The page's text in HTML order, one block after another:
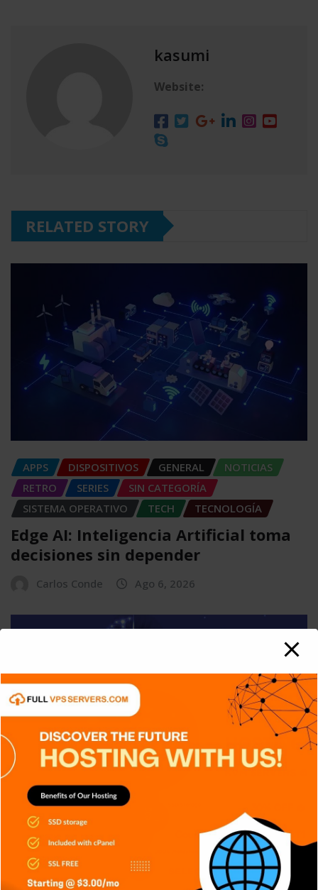
kasumi
Website:
RELATED STORY
APPS DISPOSITIVOS GENERAL
NOTICIAS
RETRO
SERIES
SIN CATEGORÍA
SISTEMA OPERATIVO
TECH TECNOLOGÍA
Edge AI: Inteligencia Artificial toma
decisiones sin depender
Carlos Conde Ago 6, 2026
APPS DISPOSITIVOS GENERAL
NOTICIAS
Reconocimiento facial con
Inteligencia Artificial
Carlos Conde